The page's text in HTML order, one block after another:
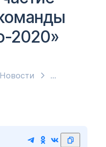
Новости
2020»